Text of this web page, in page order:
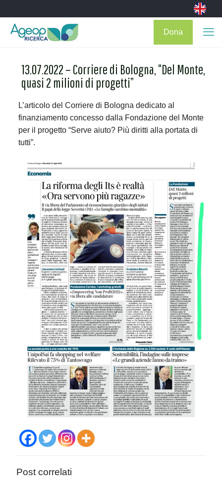
Dona
13.07.2022 – Corriere di Bologna, “Del Monte,
quasi 2 milioni di progetti”
L’articolo del Corriere di Bologna dedicato al
finanziamento concesso dalla Fondazione del Monte
per il progetto “Serve aiuto? Più diritti alla portata di
tutti”.
Post correlati